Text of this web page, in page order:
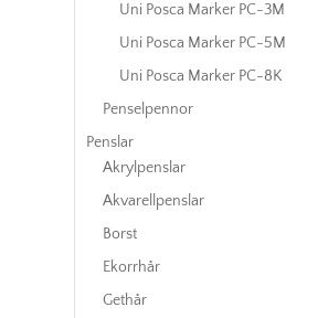
Uni Posca Marker PC-3M
Uni Posca Marker PC-5M
Uni Posca Marker PC-8K
Penselpennor
Penslar
Akrylpenslar
Akvarellpenslar
Borst
Ekorrhår
Gethår